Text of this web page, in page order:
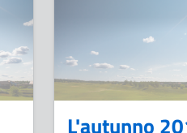
L'autunno